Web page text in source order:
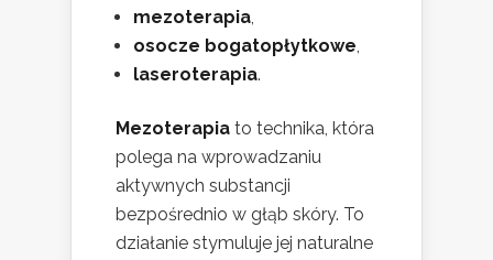
mezoterapia,
osocze bogatopłytkowe,
laseroterapia.
Mezoterapia to technika, która
polega na wprowadzaniu
aktywnych substancji
bezpośrednio w głąb skóry. To
działanie stymuluje jej naturalne